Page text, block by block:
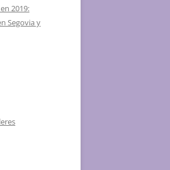
2012 – I SCRATCH DAY SEGOVIA Y
PALENCIA
2019:
Segovia y